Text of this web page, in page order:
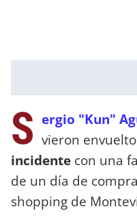
S ergio "Kun"
vieron
incidente con una
de un día de
shopping de